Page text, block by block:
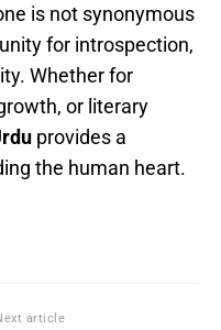
is not synonymous
for introspection,
Whether for
or literary
provides a
the human heart.
article